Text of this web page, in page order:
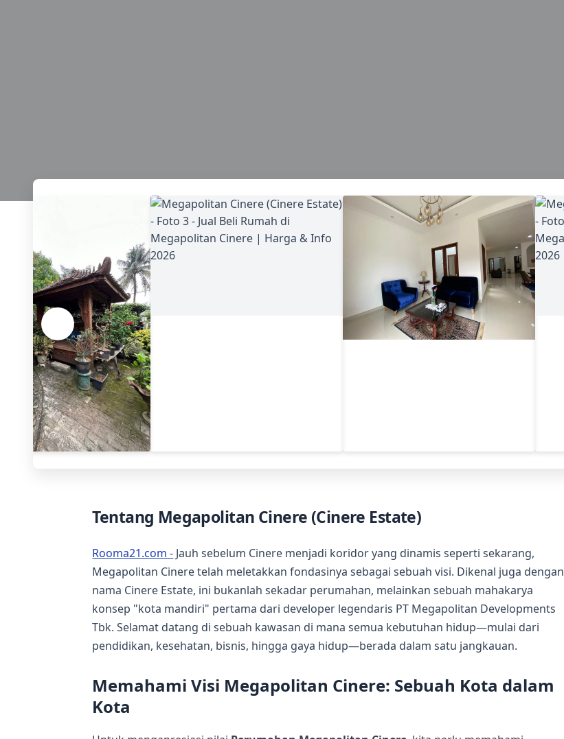
Tentang Megapolitan Cinere (Cinere Estate)
Rooma21.com - Jauh sebelum Cinere menjadi koridor yang dinamis seperti sekarang,
Megapolitan Cinere telah meletakkan fondasinya sebagai sebuah visi. Dikenal juga dengan
nama Cinere Estate, ini bukanlah sekadar perumahan, melainkan sebuah mahakarya
konsep "kota mandiri" pertama dari developer legendaris PT Megapolitan Developments
Tbk. Selamat datang di sebuah kawasan di mana semua kebutuhan hidup—mulai dari
pendidikan, kesehatan, bisnis, hingga gaya hidup—berada dalam satu jangkauan.
Memahami Visi Megapolitan Cinere: Sebuah Kota dalam
Kota